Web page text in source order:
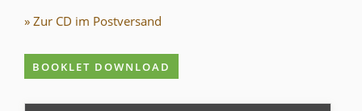
» Zur CD im Postversand
BOOKLET DOWNLOAD